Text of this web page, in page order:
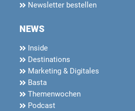
Newsletter bestellen
NEWS
Inside
Destinations
Marketing & Digitales
Basta
Themenwochen
Podcast